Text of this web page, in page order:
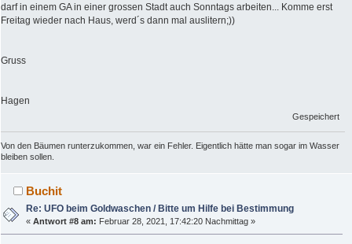
darf in einem GA in einer grossen Stadt auch Sonntags arbeiten... Komme erst
Freitag wieder nach Haus, werd´s dann mal auslitern;))
Gruss
Hagen
Gespeichert
Von den Bäumen runterzukommen, war ein Fehler. Eigentlich hätte man sogar im Wasser
bleiben sollen.
Buchit
Re: UFO beim Goldwaschen / Bitte um Hilfe bei Bestimmung
«Antwort #8 am: Februar 28, 2021, 17:42:20 Nachmittag »